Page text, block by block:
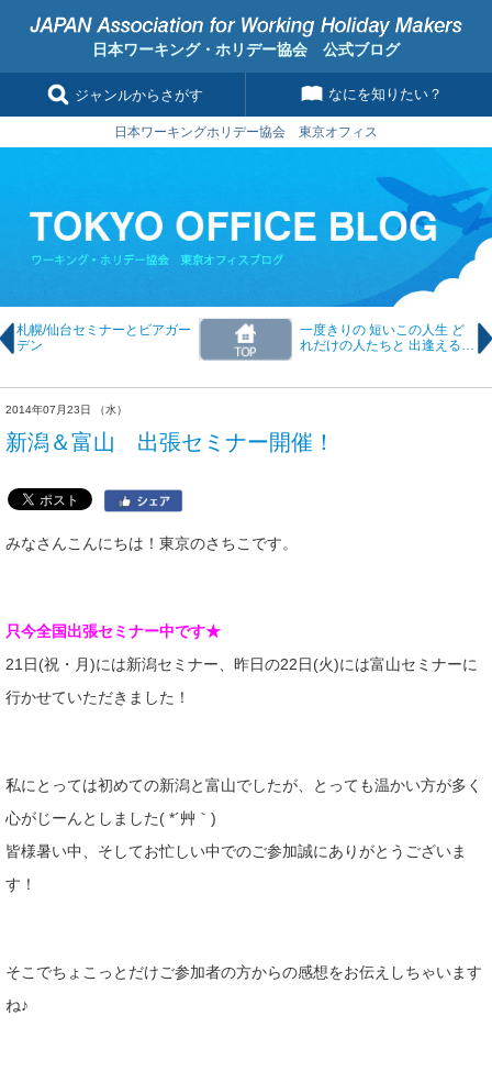
日本ワーキング・ホリデー協会 公式ブログ
ジャンルからさがす なにを知りたい？
日本ワーキングホリデー協会 東京オフィス
札幌/仙台セミナーとビアガー
デン
一度きりの 短いこの人生 ど
れだけの人たちと 出逢えるん
2014年07月23日 （水）
新潟＆富山 出張セミナー開催！
みなさんこんにちは！東京のさちこです。
只今全国出張セミナー中です★
21日(祝・月)には新潟セミナー、昨日の22日(火)には富山セミナーに
行かせていただきました！
私にとっては初めての新潟と富山でしたが、とっても温かい方が多く
心がじーんとしました( *´艸｀)
皆様暑い中、そしてお忙しい中でのご参加誠にありがとうございま
す！
そこでちょこっとだけご参加者の方からの感想をお伝えしちゃいます
ね♪